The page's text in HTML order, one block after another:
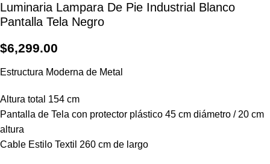
Luminaria Lampara De Pie Industrial Blanco
Pantalla Tela Negro
$6,299.00
Estructura Moderna de Metal
Altura total 154 cm
Pantalla de Tela con protector plástico 45 cm diámetro / 20 cm
altura
Cable Estilo Textil 260 cm de largo